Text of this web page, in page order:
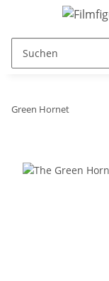
Green Hornet